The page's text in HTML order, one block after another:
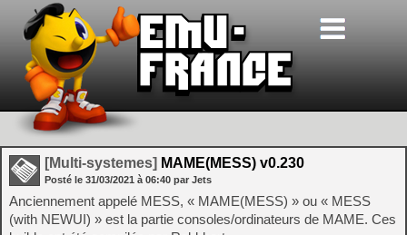
[Multi-systemes] MAME(MESS) v0.230
Posté le 31/03/2021 à 06:40 par Jets
Anciennement appelé MESS, « MAME(MESS) » ou « MESS
(with NEWUI) » est la partie consoles/ordinateurs de MAME. Ces